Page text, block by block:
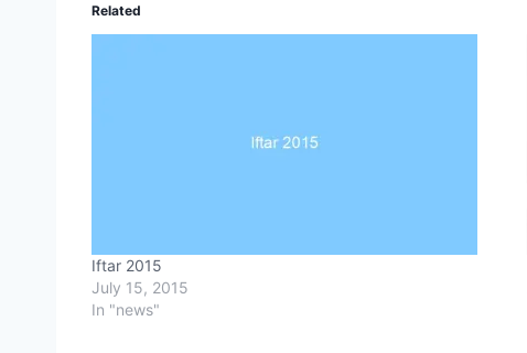
Related
Iftar 2015
July 15, 2015
In "news"